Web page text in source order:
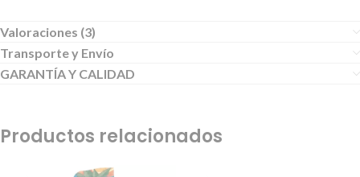
Valoraciones (3)
Transporte y Envío
GARANTÍA Y CALIDAD
Productos relacionados